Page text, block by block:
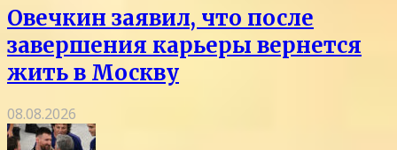
Овечкин заявил, что после
завершения карьеры вернется
жить в Москву
08.08.2026